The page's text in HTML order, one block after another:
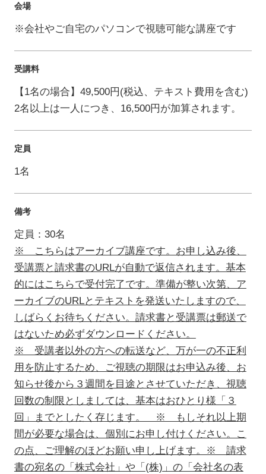
会場
※会社やご自宅のパソコンで視聴可能な講座です
受講料
【1名の場合】49,500円(税込、テキスト費用を含む)
2名以上は一人につき、16,500円が加算されます。
定員
1名
備考
定員：30名
※ こちらはアーカイブ講座です。お申し込み後、
受講票と請求書のURLが自動で返信されます。基本
的にはこちらで受付完了です。準備が整い次第、ア
ーカイブのURLとテキストを発送いたしますので、
しばらくお待ちください。請求書と受講票は郵送で
はないため必ずダウンロードください。
※ 受講者以外の方への転送など、万が一の不正利
用を防止するため、ご視聴の期限はお申込み後、お
知らせ後から３週間を目途とさせていただき、視聴
回数の制限としましては、基本はおひとり様「３
回」までとしたく存じます。 ※ もしそれ以上期
間が必要な場合は、個別にお申し付けください。こ
の点、ご理解のほどお願い申し上げます。※ 請求
書の宛名の「株式会社」や「(株)」の「会社名の表